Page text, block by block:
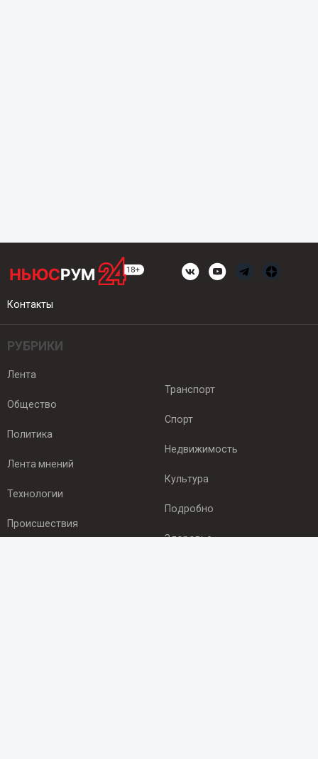
Контакты
РУБРИКИ
Лента
Общество
Политика
Лента мнений
Технологии
Происшествия
Транспорт
Спорт
Недвижимость
Культура
Подробно
Здоровье